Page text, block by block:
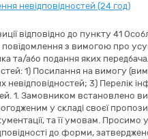
невідповідностей (24 год)
відповідно до пункту 41
повідомлення з вимогою про
та/або подання яких
1) Посилання на вимогу
невідповідностей; 3) Перелік
1. Замовником встановлено
у складі своєї
та її умовам.
до форми,